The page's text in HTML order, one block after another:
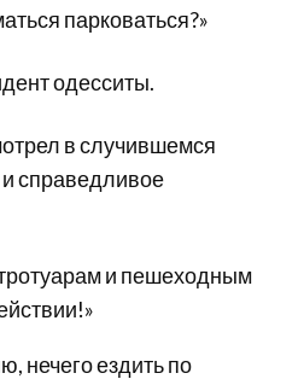
парковаться?»
одесситы.
в случившемся
справедливое
и пешеходным
нечего ездить по